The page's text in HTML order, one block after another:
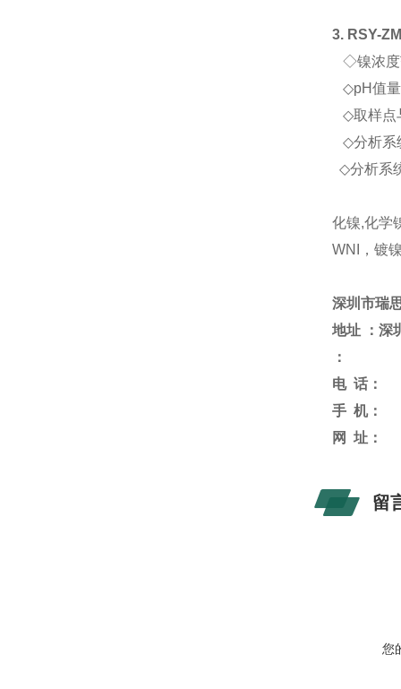
3. RSY-
◇镍浓
◇pH值
◇取样点
◇分析系
◇分析系
化镍,化学
WNI
，镀
深圳市瑞
地址
：
：
电 话：
手 机：
网
址：
留
您